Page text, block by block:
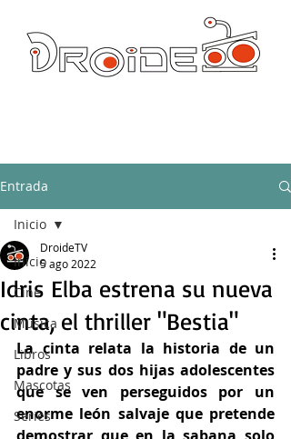
Entrada
Inicio
Cine
Música
Libros
Mascotas
Series
Inicio
Idris Elba estrena su nueva
cinta, el thriller "Bestia"
DroideTV
5 ago 2022
La cinta relata la historia de un
padre y sus dos hijas adolescentes
que se ven perseguidos por un
enorme león salvaje que pretende